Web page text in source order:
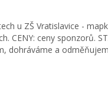
u ZŠ Vratislavice -
CENY: ceny sponzorů.
dohráváme a